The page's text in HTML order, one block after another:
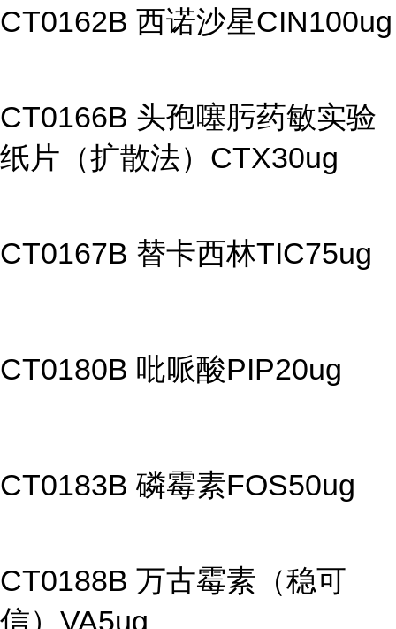
CT0162B 西诺沙星CIN100ug
CT0166B 头孢噻肟药敏实验
纸片（扩散法）CTX30ug
CT0167B 替卡西林TIC75ug
CT0180B 吡哌酸PIP20ug
CT0183B 磷霉素FOS50ug
CT0188B 万古霉素（稳可
信）VA5ug